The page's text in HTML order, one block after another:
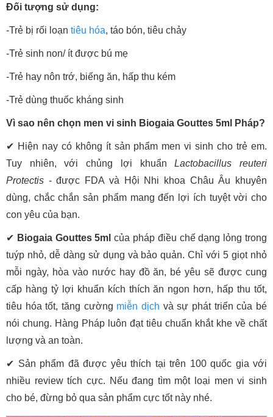
Đối tượng sử dụng:
-Trẻ bị rối loạn tiêu hóa, táo bón, tiêu chảy
-Trẻ sinh non/ ít được bú mẹ
-Trẻ hay nôn trớ, biếng ăn, hấp thu kém
-Trẻ dùng thuốc kháng sinh
Vì sao nên chọn men vi sinh Biogaia Gouttes 5ml Pháp?
✔ Hiện nay có không ít sản phẩm men vi sinh cho trẻ em.
Tuy nhiên, với chủng lợi khuẩnLactobacillus reuteri
Protectis - được FDA và Hội Nhi khoa Châu Âu khuyên
dùng, chắc chắn sản phẩm mang đến lợi ích tuyệt vời cho
con yêu của bạn.
✔ Biogaia Gouttes 5ml của pháp điều chế dạng lỏng trong
tuýp nhỏ, dễ dàng sử dụng và bảo quản. Chỉ với 5 giọt nhỏ
mỗi ngày, hòa vào nước hay đồ ăn, bé yêu sẽ được cung
cấp hàng tỷ lợi khuẩn kích thích ăn ngon hơn, hấp thu tốt,
tiêu hóa tốt, tăng cường miễn dịch và sự phát triển của bé
nói chung. Hàng Pháp luôn đạt tiêu chuẩn khắt khe về chất
lượng và an toàn.
✔ Sản phẩm đã được yêu thích tại trên 100 quốc gia với
nhiều review tích cực. Nếu đang tìm một loại men vi sinh
cho bé, đừng bỏ qua sản phẩm cực tốt này nhé.